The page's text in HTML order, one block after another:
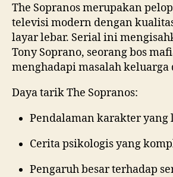
The Sopranos merupakan
televisi modern dengan
layar lebar. Serial ini
Tony Soprano, seorang bos
menghadapi masalah keluarga
Daya tarik The Sopranos:
Pendalaman karakter yang
Cerita psikologis yang
Pengaruh besar terhadap